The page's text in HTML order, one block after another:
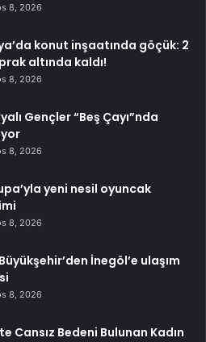
8, 2026
konut inşaatında göçük: 2
altında kaldı!
8, 2026
Gençler “Beş Çayı”nda
8, 2026
yeni nesil oyuncak
8, 2026
İnegöl’e ulaşım
8, 2026
Cansız Bedeni Bulunan Kadın